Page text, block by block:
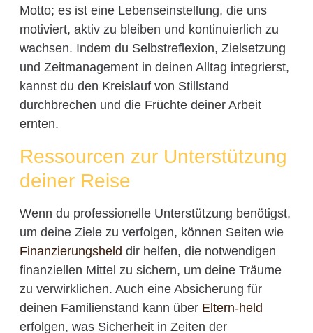
Motto; es ist eine Lebenseinstellung, die uns
motiviert, aktiv zu bleiben und kontinuierlich zu
wachsen. Indem du Selbstreflexion, Zielsetzung
und Zeitmanagement in deinen Alltag integrierst,
kannst du den Kreislauf von Stillstand
durchbrechen und die Früchte deiner Arbeit
ernten.
Ressourcen zur Unterstützung
deiner Reise
Wenn du professionelle Unterstützung benötigst,
um deine Ziele zu verfolgen, können Seiten wie
Finanzierungsheld dir helfen, die notwendigen
finanziellen Mittel zu sichern, um deine Träume
zu verwirklichen. Auch eine Absicherung für
deinen Familienstand kann über Eltern-held
erfolgen, was Sicherheit in Zeiten der